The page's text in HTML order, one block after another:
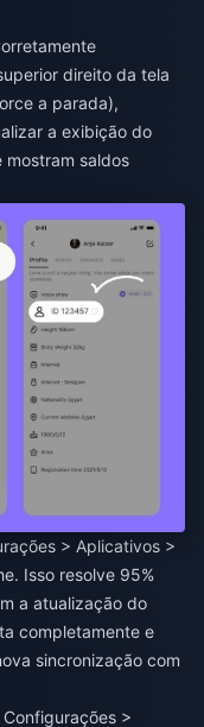
direito da tela
a parada),
a exibição do
mostram saldos
> Aplicativos >
Isso resolve 95%
a atualização do
completamente e
sincronização com
>